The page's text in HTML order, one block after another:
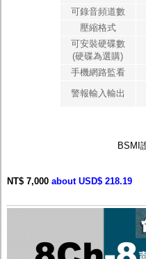
可錄音頻道數
壓縮格式
可安裝硬碟數
(硬碟為選購)
手機網路監看
警報輸入輸出
BSMI
NT$ 7,000 about USD$ 218.19